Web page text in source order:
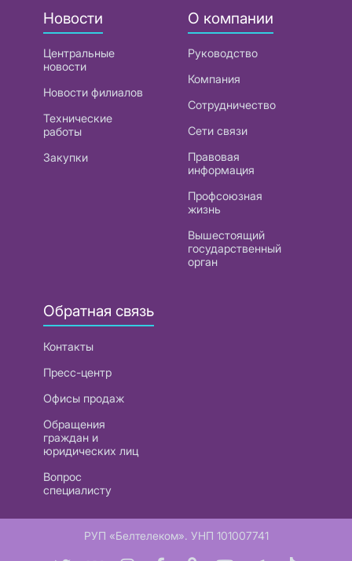
Новости
Центральные
новости
Новости филиалов
Технические
работы
Закупки
О компании
Руководство
Компания
Сотрудничество
Сети связи
Правовая
информация
Профсоюзная
жизнь
Вышестоящий
государственный
орган
Обратная связь
Контакты
Пресс-центр
Офисы продаж
Обращения
граждан и
юридических лиц
Вопрос
специалисту
РУП «Белтелеком». УНП 101007741